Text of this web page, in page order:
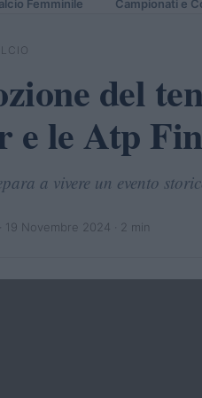
Femminile Campionati e
del
e le Atp
a vivere un evento
19 Novembre 2024 · 2 min